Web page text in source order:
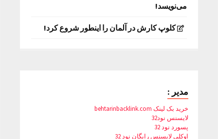
می‌نویسد!
کلوپ کارش در آلمان را اینطور شروع کرد!
مدیر :
خرید بک لینک behtarinbacklink.com
لایسنس نود32
پسورد نود 32
اوکلی لایسنس رایگان نود 32